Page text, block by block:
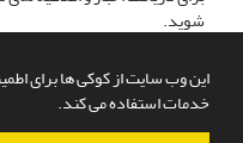
این وب سایت از کوکی ها برای
خدمات استفاده می کند.
شوید.